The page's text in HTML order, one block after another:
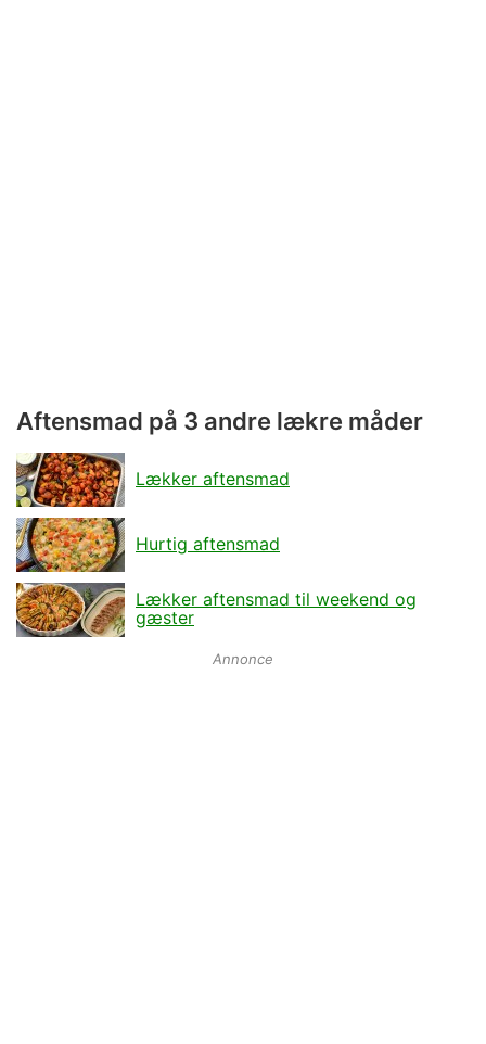
Aftensmad på 3 andre lækre måder
Lækker aftensmad
Hurtig aftensmad
Lækker aftensmad til weekend og
gæster
Annonce